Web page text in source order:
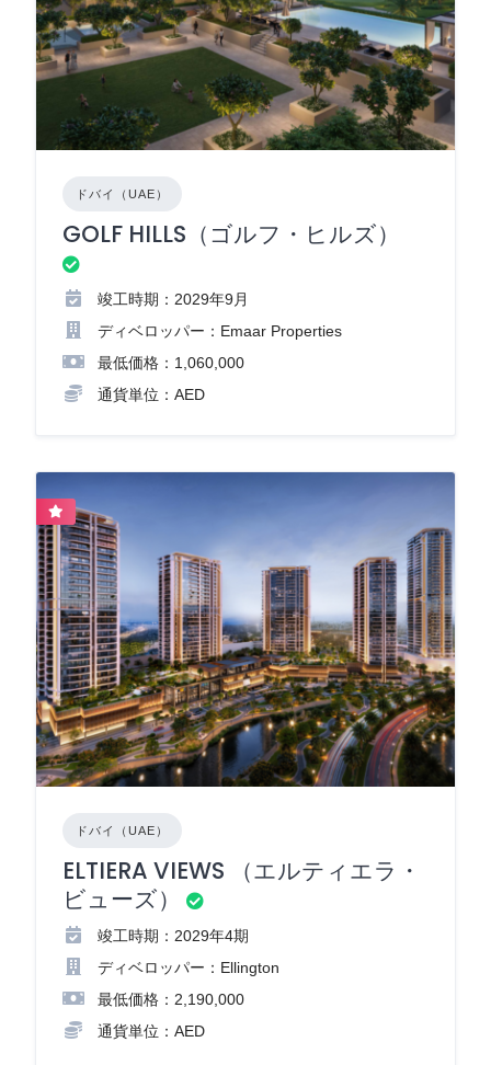
ドバイ（UAE）
GOLF HILLS（ゴルフ・ヒルズ）
竣工時期：2029年9月
ディベロッパー：Emaar Properties
最低価格：1,060,000
通貨単位：AED
ドバイ（UAE）
ELTIERA VIEWS （エルティエラ・
ビューズ）
竣工時期：2029年4期
ディベロッパー：Ellington
最低価格：2,190,000
通貨単位：AED